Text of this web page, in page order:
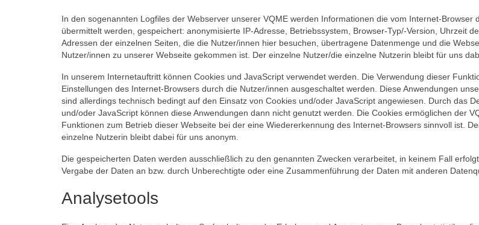
In den sogenannten Logfiles der Webserver unserer VQME werden Informationen die vom Internet-Browser
übermittelt werden, gespeichert: anonymisierte IP-Adresse, Betriebssystem, Browser-Typ/-Version, Uhrzeit
Adressen der einzelnen Seiten, die die Nutzer/innen hier besuchen, übertragene Datenmenge und die
Nutzer/innen zu unserer Webseite gekommen ist. Der einzelne Nutzer/die einzelne Nutzerin bleibt für uns
In unserem Internetauftritt können Cookies und JavaScript verwendet werden. Die Verwendung dieser
Einstellungen des Internet-Browsers durch die Nutzer/innen ausgeschaltet werden. Diese Anwendungen
sind allerdings technisch bedingt auf den Einsatz von Cookies und/oder JavaScript angewiesen. Durch das
und/oder JavaScript können diese Anwendungen dann nicht genutzt werden. Die Cookies ermöglichen der
Funktionen zum Betrieb dieser Webseite bei der eine Wiedererkennung des Internet-Browsers sinnvoll ist.
einzelne Nutzerin bleibt dabei für uns anonym.
Die gespeicherten Daten werden ausschließlich zu den genannten Zwecken verarbeitet, in keinem Fall
Vergabe der Daten an bzw. durch Unberechtigte oder eine Zusammenführung der Daten mit anderen
Analysetools